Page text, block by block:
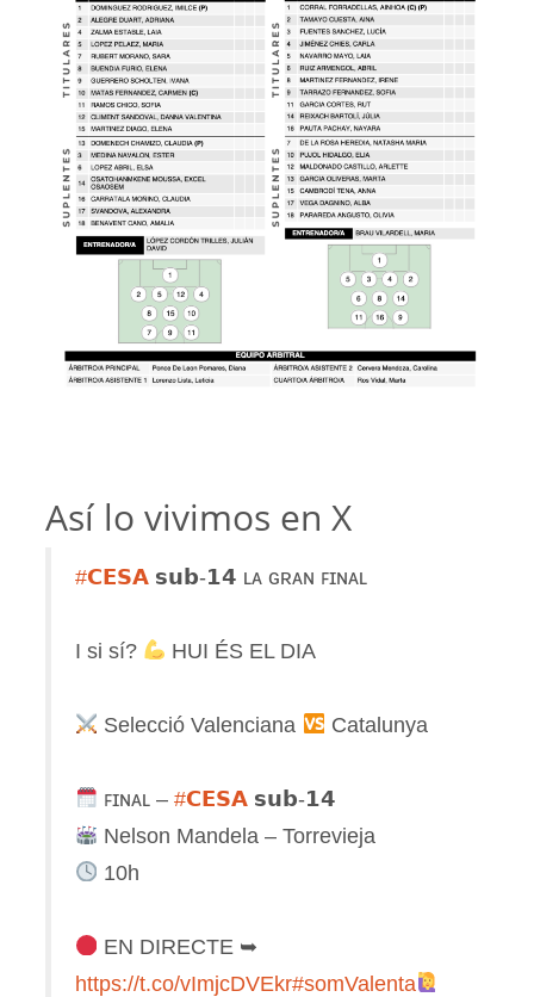
Así lo vivimos en X
#𝗖𝗘𝗦𝗔𝘀𝘂𝗯-𝟭𝟰 ʟᴀ ɢʀᴀɴ ꜰɪɴᴀʟ
I si sí? HUI ÉS EL DIA
Selecció Valenciana Catalunya
ꜰɪɴᴀʟ –#𝗖𝗘𝗦𝗔 𝘀𝘂𝗯-𝟭𝟰
Nelson Mandela – Torrevieja
10h
EN DIRECTE ➥
https://t.co/vImjcDVEkr#somValenta